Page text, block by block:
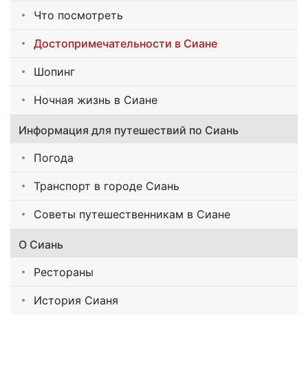
Что посмотреть
Достопримечательности в Сиане
Шопинг
Ночная жизнь в Сиане
Информация для путешествий по Сиань
Погода
Транспорт в городе Сиань
Советы путешественникам в Сиане
О Сиань
Рестораны
История Сианя